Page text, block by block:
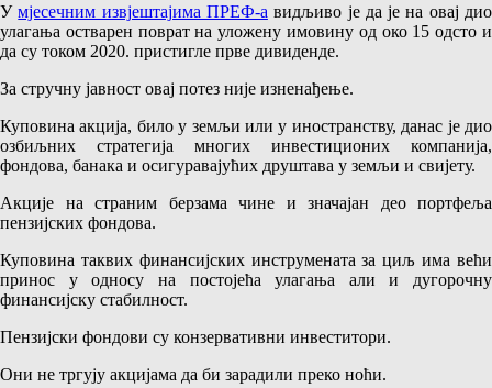
Умјесечним извјештајима ПРЕФ-а видљиво је да је на овај дио
улагања остварен поврат на уложену имовину од око 15 одсто и
да су током 2020. пристигле прве дивиденде.
За стручну јавност овај потез није изненађење.
Куповина акција, било у земљи или у иностранству, данас је дио
озбиљних стратегија многих инвестиционих компанија,
фондова, банака и осигуравајућих друштава у земљи и свијету.
Акције на страним берзама чине и значајан део портфеља
пензијских фондова.
Куповина таквих финансијских инструмената за циљ има већи
принос у односу на постојећа улагања али и дугорочну
финансијску стабилност.
Пензијски фондови су конзервативни инвеститори.
Они не тргују акцијама да би зарадили преко ноћи.